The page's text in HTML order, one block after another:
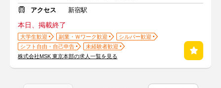
アクセス
新宿駅
本日、掲載終了
大学生歓迎 副業・Ｗワーク歓迎
シルバー歓迎
シフト自由・自己申告
未経験者歓迎
株式会社MSK 東京本部の求人一覧を見る